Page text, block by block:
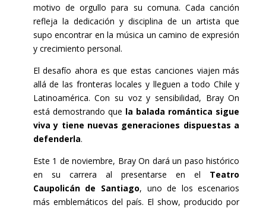
motivo de orgullo para su comuna. Cada canción
refleja la dedicación y disciplina de un artista que
supo encontrar en la música un camino de expresión
y crecimiento personal.
El desafío ahora es que estas canciones viajen más
allá de las fronteras locales y lleguen a todo Chile y
Latinoamérica. Con su voz y sensibilidad, Bray On
está demostrando que la balada romántica sigue
viva y tiene nuevas generaciones dispuestas a
defenderla.
Este 1 de noviembre, Bray On dará un paso histórico
en su carrera al presentarse en el Teatro
Caupolicán de Santiago, uno de los escenarios
más emblemáticos del país. El show, producido por